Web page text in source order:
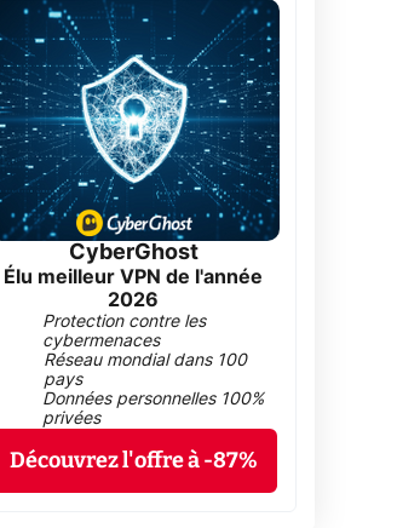
CyberGhost
Élu meilleur VPN de l'année
2026
Protection contre les
cybermenaces
Réseau mondial dans 100
pays
Données personnelles 100%
privées
Découvrez l'offre à -87%